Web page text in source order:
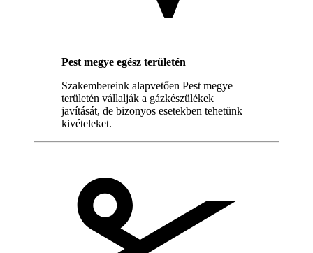
Pest megye egész területén
Szakembereink alapvetően Pest megye
területén vállalják a gázkészülékek
javítását, de bizonyos esetekben tehetünk
kivételeket.